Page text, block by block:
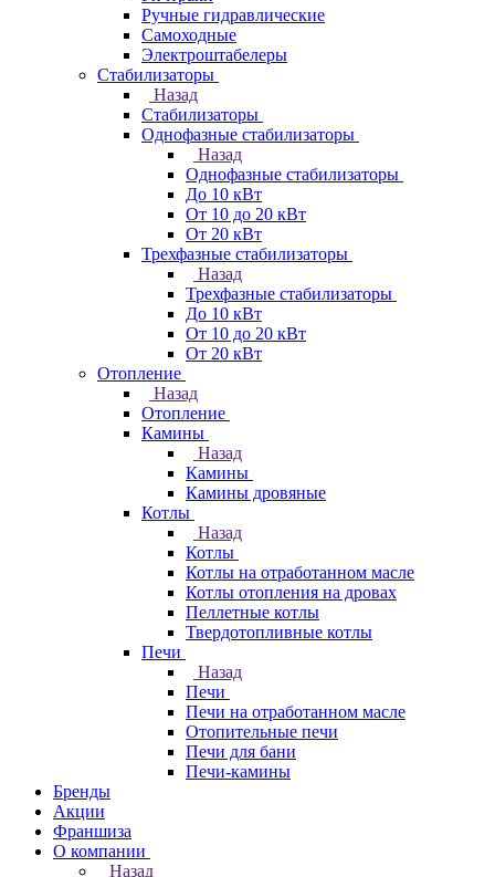
Ручные гидравлические
Самоходные
Электроштабелеры
Стабилизаторы
Назад
Стабилизаторы
Однофазные стабилизаторы
Назад
Однофазные стабилизаторы
До 10 кВт
От 10 до 20 кВт
От 20 кВт
Трехфазные стабилизаторы
Назад
Трехфазные стабилизаторы
До 10 кВт
От 10 до 20 кВт
От 20 кВт
Отопление
Назад
Отопление
Камины
Назад
Камины
Камины дровяные
Котлы
Назад
Котлы
Котлы на отработанном масле
Котлы отопления на дровах
Пеллетные котлы
Твердотопливные котлы
Печи
Назад
Печи
Печи на отработанном масле
Отопительные печи
Печи для бани
Печи-камины
Бренды
Акции
Франшиза
О компании
Назад